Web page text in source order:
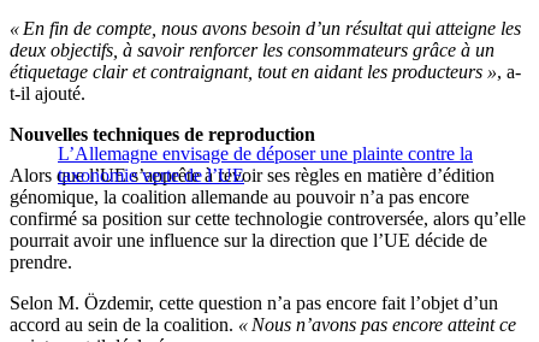
« En fin de compte, nous avons besoin d’un résultat qui atteigne les
deux objectifs, à savoir renforcer les consommateurs grâce à un
étiquetage clair et contraignant, tout en aidant les producteurs », a-
t-il ajouté.
L’Allemagne envisage de déposer une plainte contre la
taxonomie verte de l’UE
Nouvelles techniques de reproduction
Alors que l’UE s’apprête à revoir ses règles en matière d’édition
génomique, la coalition allemande au pouvoir n’a pas encore
confirmé sa position sur cette technologie controversée, alors qu’elle
pourrait avoir une influence sur la direction que l’UE décide de
prendre.
Selon M. Özdemir, cette question n’a pas encore fait l’objet d’un
accord au sein de la coalition. « Nous n’avons pas encore atteint ce